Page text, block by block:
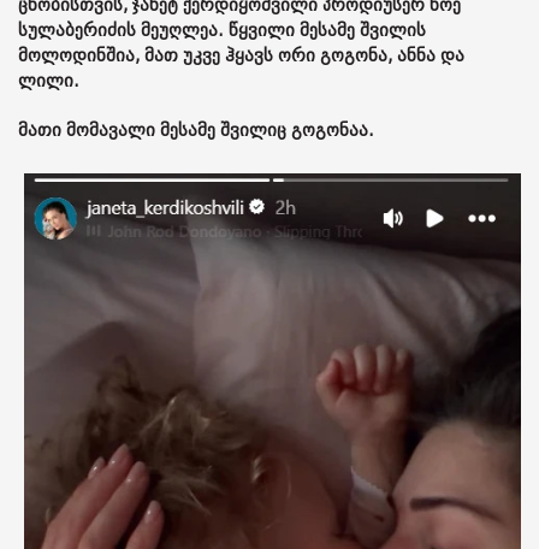
ცნობისთვის, ჯანეტ ქერდიყოშვილი პროდიუსერ ნოე
სულაბერიძის მეუღლეა. წყვილი მესამე შვილის
მოლოდინშია, მათ უკვე ჰყავს ორი გოგონა, ანნა და
ლილი.
მათი მომავალი მესამე შვილიც გოგონაა.